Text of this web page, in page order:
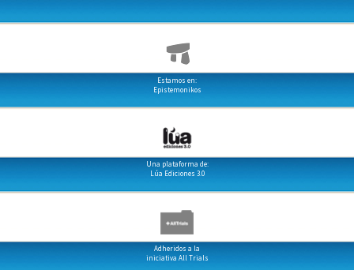
Estamos en:
Epistemonikos
Una plataforma de:
Lúa Ediciones 3.0
Adheridos a la
iniciativa All Trials